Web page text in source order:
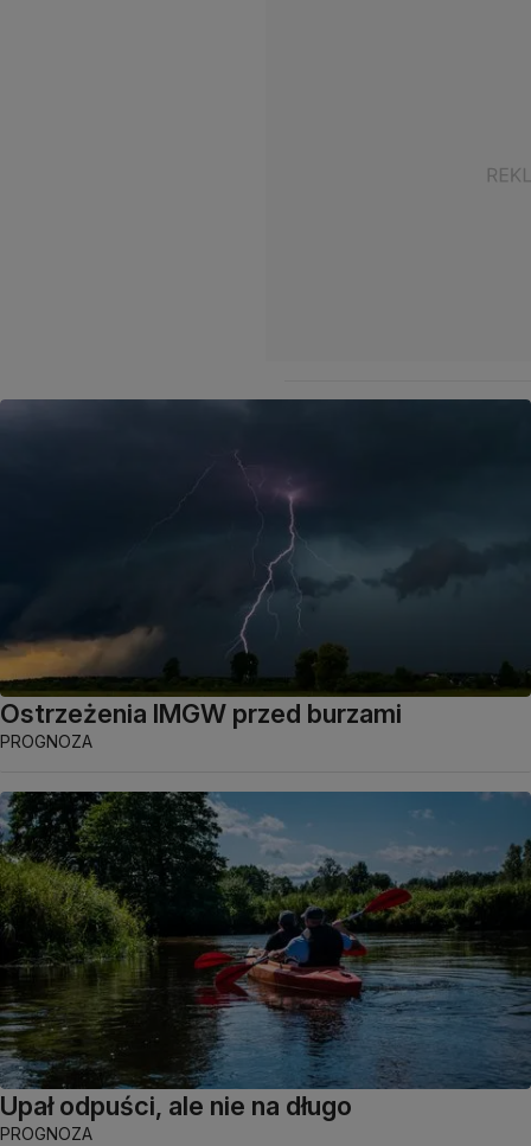
Ostrzeżenia IMGW przed burzami
PROGNOZA
Upał odpuści, ale nie na długo
PROGNOZA